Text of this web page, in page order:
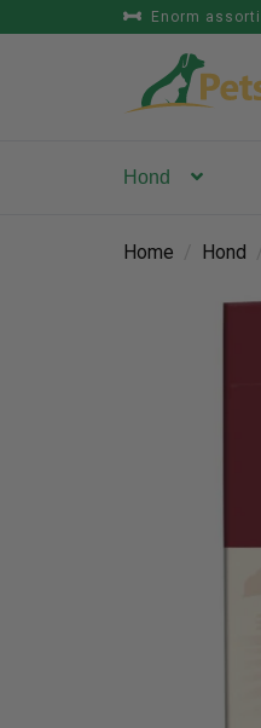
Enorm
Hond
Home Hond